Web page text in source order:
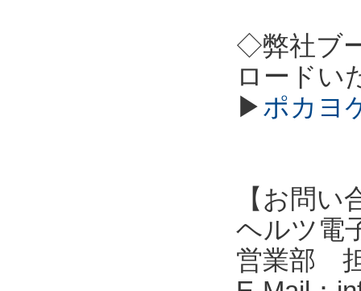
◇弊社ブ
ロードい
▶ポカヨ
【お問い
ヘルツ電
営業部